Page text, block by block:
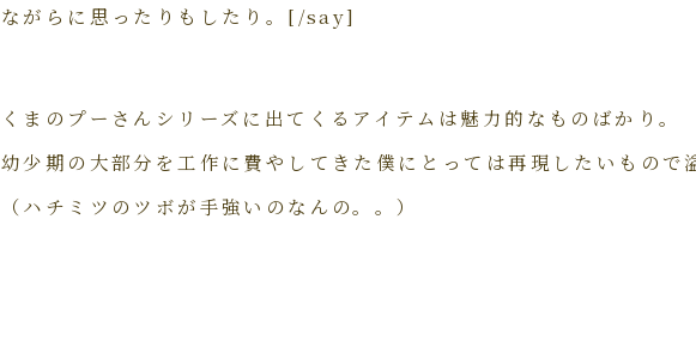
ながらに思ったりもしたり。[/say]
くまのプーさんシリーズに出てくるアイテムは魅力的なものばかり。
幼少期の大部分を工作に費やしてきた僕にとっては再現したいもので
（ハチミツのツボが手強いのなんの。。）